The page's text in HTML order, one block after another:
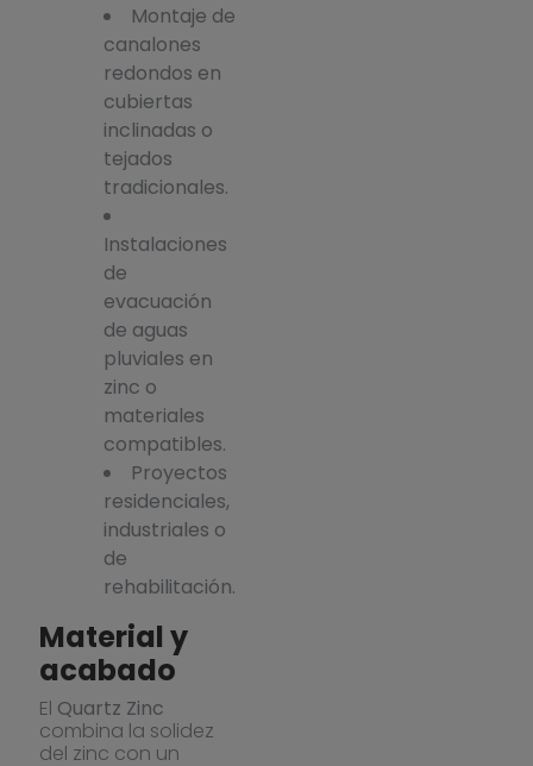
Montaje de
canalones
redondos en
cubiertas
inclinadas o
tejados
tradicionales.
Instalaciones
de
evacuación
de aguas
pluviales en
zinc o
materiales
compatibles.
Proyectos
residenciales,
industriales o
de
rehabilitación.
Material y
acabado
El Quartz Zinc
combina la solidez
del zinc con un